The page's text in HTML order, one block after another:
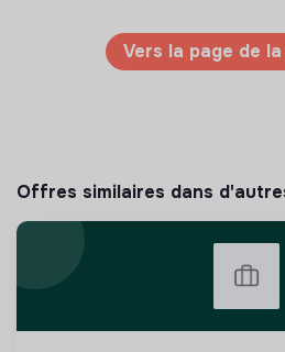
Vers la page de
Offres similaires dans